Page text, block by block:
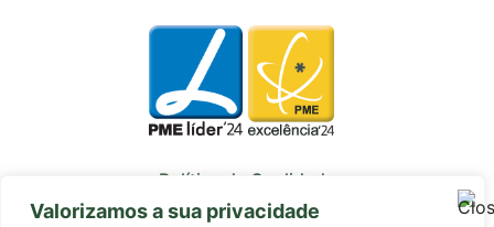
Valorizamos a sua privacidade
Política de Qualidade